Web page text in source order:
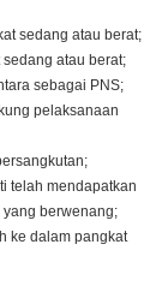
sedang atau berat;
atau berat;
sebagai PNS;
pelaksanaan
telah mendapatkan
berwenang;
ke dalam pangkat